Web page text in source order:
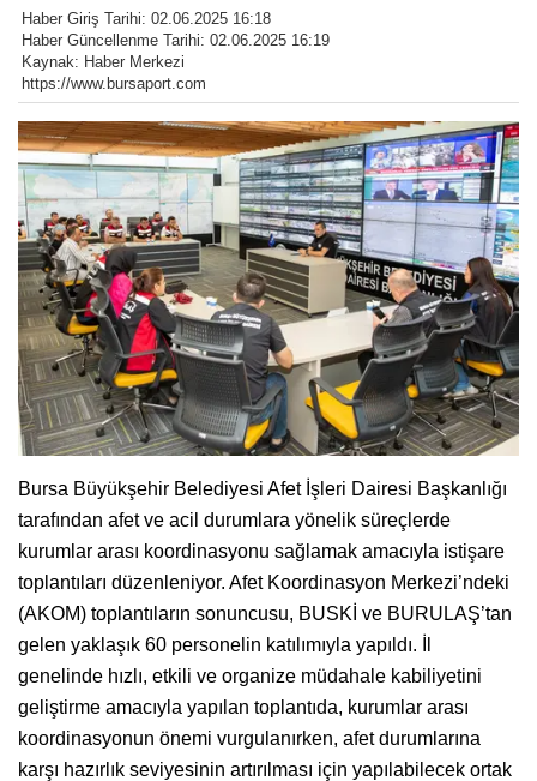
Haber Giriş Tarihi: 02.06.2025 16:18
Haber Güncellenme Tarihi: 02.06.2025 16:19
Kaynak: Haber Merkezi
https://www.bursaport.com
Bursa Büyükşehir Belediyesi Afet İşleri Dairesi Başkanlığı
tarafından afet ve acil durumlara yönelik süreçlerde
kurumlar arası koordinasyonu sağlamak amacıyla istişare
toplantıları düzenleniyor. Afet Koordinasyon Merkezi’ndeki
(AKOM) toplantıların sonuncusu, BUSKİ ve BURULAŞ’tan
gelen yaklaşık 60 personelin katılımıyla yapıldı. İl
genelinde hızlı, etkili ve organize müdahale kabiliyetini
geliştirme amacıyla yapılan toplantıda, kurumlar arası
koordinasyonun önemi vurgulanırken, afet durumlarına
karşı hazırlık seviyesinin artırılması için yapılabilecek ortak